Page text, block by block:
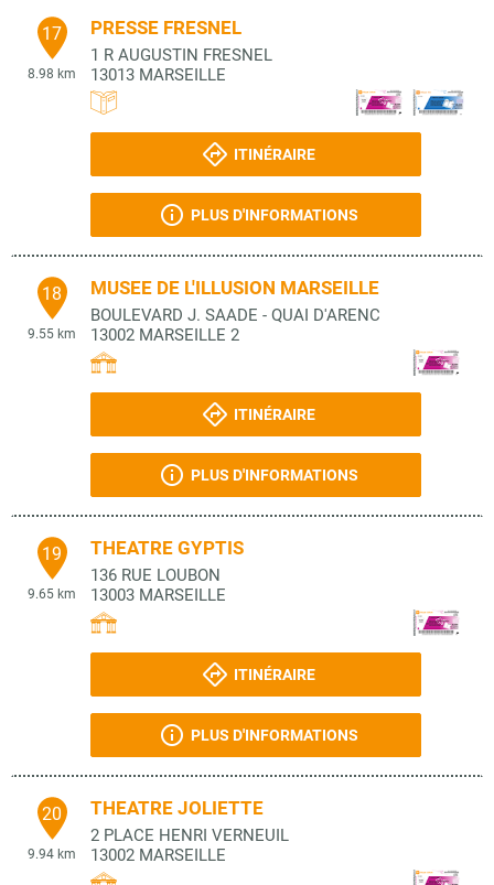
17
8.98 km
PRESSE FRESNEL
1 R AUGUSTIN FRESNEL
13013 MARSEILLE
ITINÉRAIRE
PLUS D'INFORMATIONS
18
9.55 km
MUSEE DE L'ILLUSION MARSEILLE
BOULEVARD J. SAADE - QUAI D'ARENC
13002 MARSEILLE 2
ITINÉRAIRE
PLUS D'INFORMATIONS
19
9.65 km
THEATRE GYPTIS
136 RUE LOUBON
13003 MARSEILLE
ITINÉRAIRE
PLUS D'INFORMATIONS
20
9.94 km
THEATRE JOLIETTE
2 PLACE HENRI VERNEUIL
13002 MARSEILLE